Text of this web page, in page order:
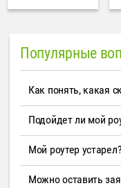
Популярные
Как понять, какая
Подойдет ли мой
Мой роутер устарел?
Можно оставить